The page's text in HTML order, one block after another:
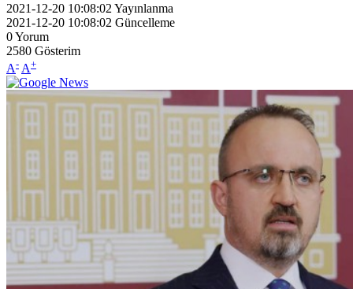
2021-12-20 10:08:02 Yayınlanma
2021-12-20 10:08:02 Güncelleme
0Yorum
2580 Gösterim
A- A+